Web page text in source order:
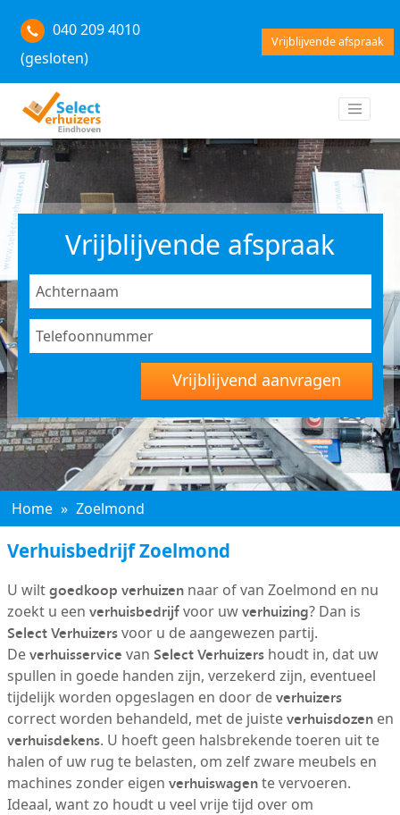
040 209 4010
(gesloten)
Vrijblijvende afspraak
Vrijblijvende afspraak
Vrijblijvend aanvragen
Home » Zoelmond
Verhuisbedrijf Zoelmond
U wiltgoedkoop verhuizennaar of van Zoelmond en nu
zoekt u een verhuisbedrijfvoor uwverhuizing? Dan is
Select Verhuizersvoor u de aangewezen partij.
Deverhuisservice van Select Verhuizershoudt in, dat uw
spullen in goede handen zijn, verzekerd zijn, eventueel
tijdelijk worden opgeslagen en door deverhuizers
correct worden behandeld, met de juisteverhuisdozenen
verhuisdekens. U hoeft geen halsbrekende toeren uit te
halen of uw rug te belasten, om zelf zware meubels en
machines zonder eigen verhuiswagente vervoeren.
Ideaal, want zo houdt u veel vrije tijd over om